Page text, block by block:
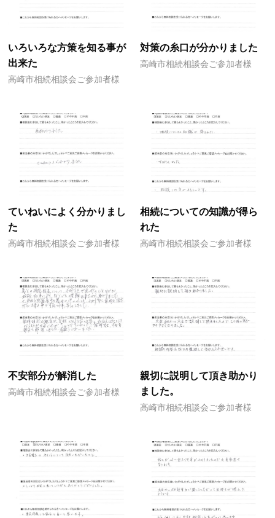
いろいろな方策を知る事が
出来た
高崎市相続相談会ご参加者様
対策の糸口が分かりました
高崎市相続相談会ご参加者様
ていねいによく分かりまし
た
高崎市相続相談会ご参加者様
相続についての知識が得ら
れた
高崎市相続相談会ご参加者様
不安部分が解消した
高崎市相続相談会ご参加者様
親切に説明して頂き助かり
ました。
高崎市相続相談会ご参加者様